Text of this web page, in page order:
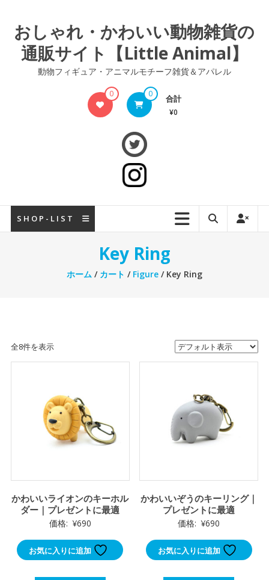
おしゃれ・かわいい動物雑貨の
通販サイト【Little Animal】
動物フィギュア・アニマルモチーフ雑貨＆アパレル
0 0 合計
¥0
S H O P - L I S T
Key Ring
ホーム/ カート / Figure/ Key Ring
全8件を表示
かわいいライオンのキーホル
ダー｜プレゼントに最適
価格: ¥690
お気に入りに追加
かわいいぞうのキーリング｜
プレゼントに最適
価格: ¥690
お気に入りに追加